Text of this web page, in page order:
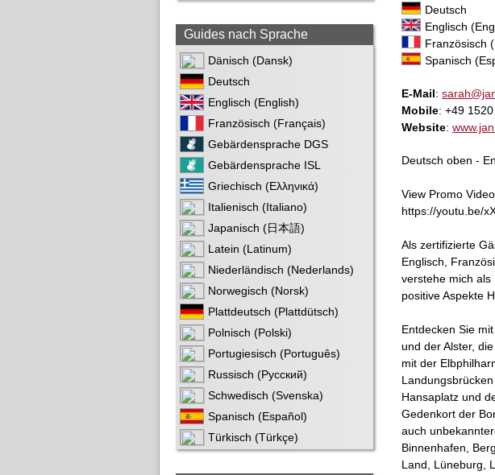
Deutsch
Englisch
Französisch
Spanisch
E-Mail:
Mobile: +49
Website:
Deutsch oben -
View Promo
https://youtu.be/
Als zertifizierte
Englisch,
verstehe mich
positive Aspekte
Entdecken Sie
und der Alster,
mit der
Hansaplatz und
Gedenkort der
auch
Binnenhafen,
Land, Lüneburg,
Guides nach Sprache
Dänisch (Dansk)
Deutsch
Englisch (English)
Französisch (Français)
Gebärdensprache DGS
Gebärdensprache ISL
Griechisch (Ελληνικά)
Italienisch (Italiano)
Japanisch (日本語)
Latein (Latinum)
Niederländisch (Nederlands)
Norwegisch (Norsk)
Plattdeutsch (Plattdütsch)
Polnisch (Polski)
Portugiesisch (Português)
Russisch (Русский)
Schwedisch (Svenska)
Spanisch (Español)
Türkisch (Türkçe)